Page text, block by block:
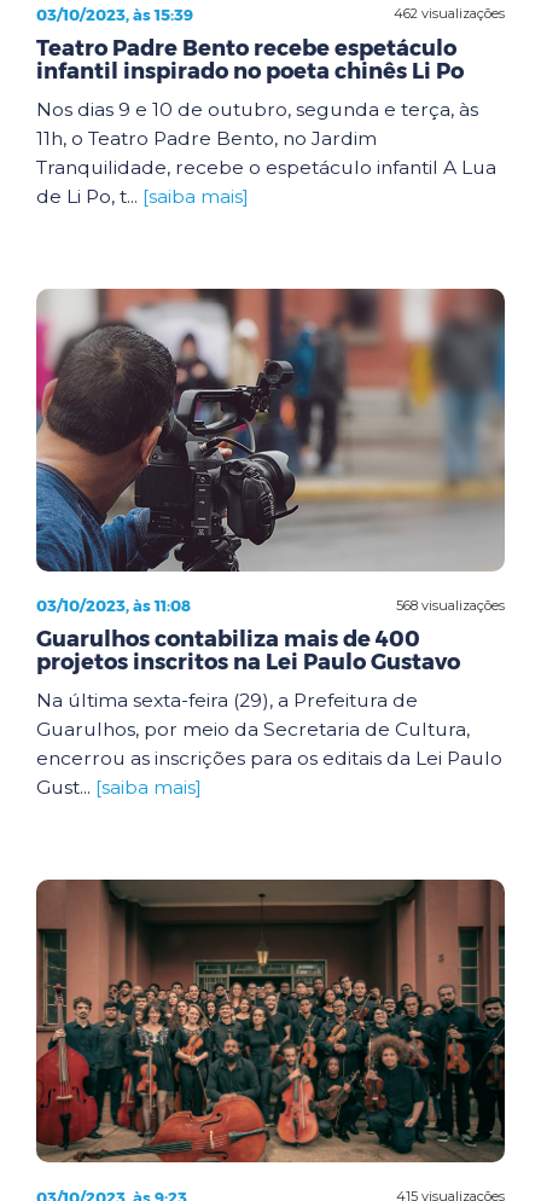
462 visualizações
03/10/2023, às 15:39
Teatro Padre Bento recebe espetáculo
infantil inspirado no poeta chinês Li Po
Nos dias 9 e 10 de outubro, segunda e terça, às
11h, o Teatro Padre Bento, no Jardim
Tranquilidade, recebe o espetáculo infantil A Lua
de Li Po, t... [saiba mais]
568 visualizações
03/10/2023, às 11:08
Guarulhos contabiliza mais de 400
projetos inscritos na Lei Paulo Gustavo
Na última sexta-feira (29), a Prefeitura de
Guarulhos, por meio da Secretaria de Cultura,
encerrou as inscrições para os editais da Lei Paulo
Gust... [saiba mais]
415 visualizações
03/10/2023, às 9:23